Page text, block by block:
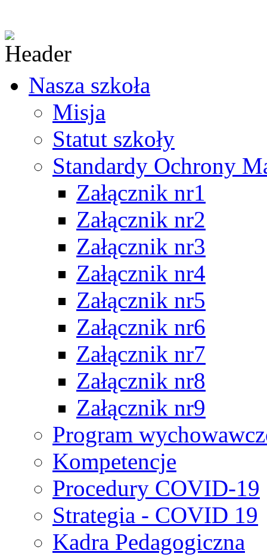
Nasza szkoła
Misja
Statut szkoły
Standardy Ochrony
Załącznik nr1
Załącznik nr2
Załącznik nr3
Załącznik nr4
Załącznik nr5
Załącznik nr6
Załącznik nr7
Załącznik nr8
Załącznik nr9
Program
Kompetencje
Procedury COVID-19
Strategia - COVID 19
Kadra Pedagogiczna